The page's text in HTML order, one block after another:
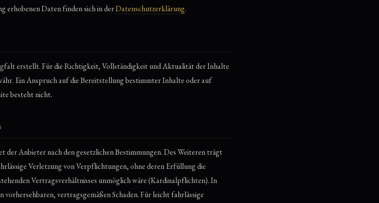
erhobenen Daten finden sich in derDatenschutzerklärung.
erstellt. Für die Richtigkeit, Vollständigkeit und Aktualität der Inhalte
Ein Anspruch auf die Bereitstellung bestimmter Inhalte oder auf
besteht nicht.
der Anbieter nach den gesetzlichen Bestimmungen. Des Weiteren trägt
Verletzung von Verpflichtungen, ohne deren Erfüllung die
Vertragsverhältnisses unmöglich wäre (Kardinalpflichten). In
vertragsgemäßen Schaden. Für leicht fahrlässige